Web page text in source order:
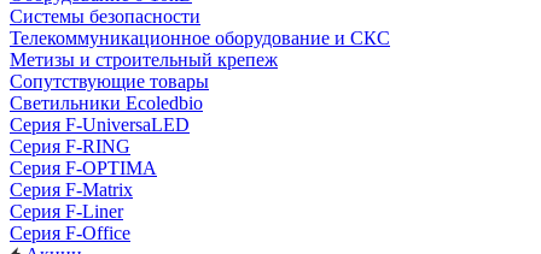
Системы безопасности
Телекоммуникационное оборудование и СКС
Метизы и строительный крепеж
Сопутствующие товары
Светильники Ecoledbio
Серия F-UniversaLED
Серия F-RING
Серия F-OPTIMA
Серия F-Matrix
Серия F-Liner
Серия F-Office